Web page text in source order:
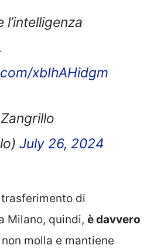
l’intelligenza
xbIhAHidgm
July 26, 2024
di
Milano, quindi, è davvero
non molla e mantiene